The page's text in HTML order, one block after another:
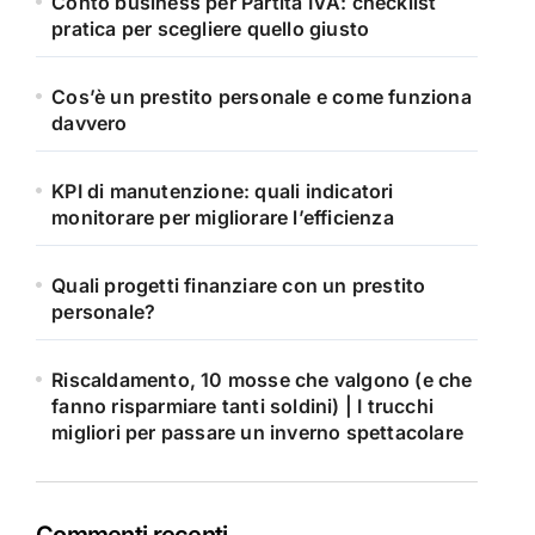
pratica per scegliere quello giusto
Cos’è un prestito personale e come funziona
davvero
KPI di manutenzione: quali indicatori
monitorare per migliorare l’efficienza
Quali progetti finanziare con un prestito
personale?
Riscaldamento, 10 mosse che valgono (e che
fanno risparmiare tanti soldini) | I trucchi
migliori per passare un inverno spettacolare